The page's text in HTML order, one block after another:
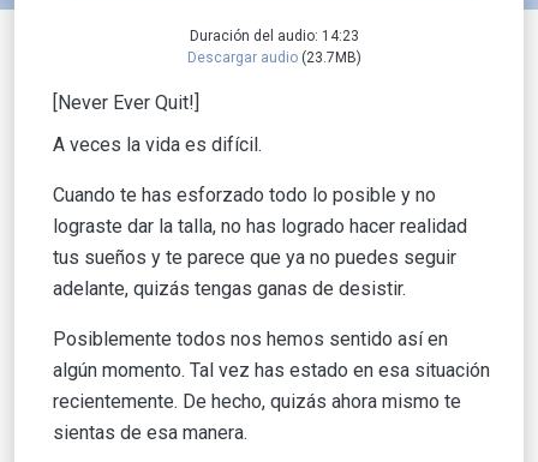
Duración del audio: 14:23
Descargar audio(23.7MB)
[Never Ever Quit!]
A veces la vida es difícil.
Cuando te has esforzado todo lo posible y no
lograste dar la talla, no has logrado hacer realidad
tus sueños y te parece que ya no puedes seguir
adelante, quizás tengas ganas de desistir.
Posiblemente todos nos hemos sentido así en
algún momento. Tal vez has estado en esa situación
recientemente. De hecho, quizás ahora mismo te
sientas de esa manera.